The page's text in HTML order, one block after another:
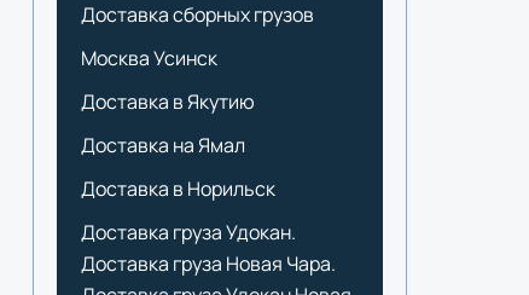
Доставка сборных грузов
Москва Усинск
Доставка в Якутию
Доставка на Ямал
Доставка в Норильск
Доставка груза Удокан.
Доставка груза Новая Чара.